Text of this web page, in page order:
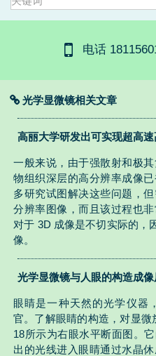
电话
光学显微镜相关文章
高丽大学研发出可实现超高
一般来说，由于强散射和极
物组织深层的高分辨率成像
多研究试图解决这些问题，
分辨率图像，而且该过程也
对于 3D 成像是不切实际的，
像。
光学显微镜与人眼的构造成
眼睛是一种天然的光学仪器
官。了解眼睛的构造，对显
18所示为右眼水平断面图。
出的光线进入眼睛通过水晶